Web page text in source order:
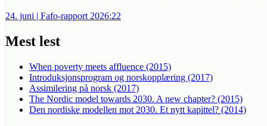
24. juni | Fafo-rapport 2026:22
Mest lest
When poverty meets affluence (2015)
Introduksjonsprogram og norskopplæring (2017)
Assimilering på norsk (2017)
The Nordic model towards 2030. A new chapter? (2015)
Den nordiske modellen mot 2030. Et nytt kapittel? (2014)